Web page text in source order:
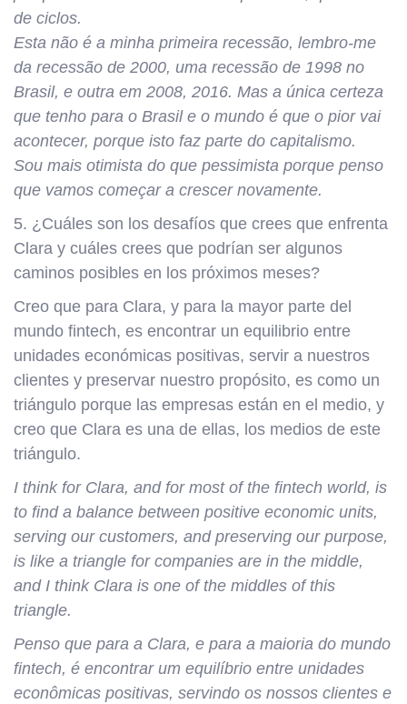
de ciclos.
Esta não é a minha primeira recessão, lembro-me
da recessão de 2000, uma recessão de 1998 no
Brasil, e outra em 2008, 2016. Mas a única certeza
que tenho para o Brasil e o mundo é que o pior vai
acontecer, porque isto faz parte do capitalismo.
Sou mais otimista do que pessimista porque penso
que vamos começar a crescer novamente.
5. ¿Cuáles son los desafíos que crees que enfrenta
Clara y cuáles crees que podrían ser algunos
caminos posibles en los próximos meses?
Creo que para Clara, y para la mayor parte del
mundo fintech, es encontrar un equilibrio entre
unidades económicas positivas, servir a nuestros
clientes y preservar nuestro propósito, es como un
triángulo porque las empresas están en el medio, y
creo que Clara es una de ellas, los medios de este
triángulo.
I think for Clara, and for most of the fintech world, is
to find a balance between positive economic units,
serving our customers, and preserving our purpose,
is like a triangle for companies are in the middle,
and I think Clara is one of the middles of this
triangle.
Penso que para a Clara, e para a maioria do mundo
fintech, é encontrar um equilíbrio entre unidades
econômicas positivas, servindo os nossos clientes e